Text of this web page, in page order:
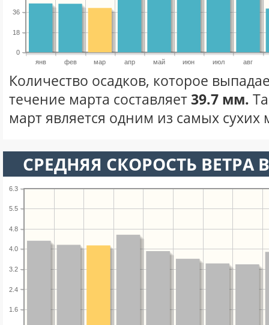
янв фев мар апр май июн июл авг
0
18
36
Количество осадков, которое
течение марта составляет39.7 мм.
март является одним из самых сухих
СРЕДНЯЯ СКОРОСТЬ ВЕТРА
1.6
2.4
3.2
4.0
4.8
5.5
6.3